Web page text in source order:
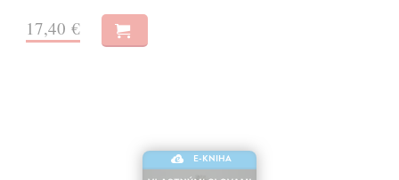
17,40 €
E-KNIHA